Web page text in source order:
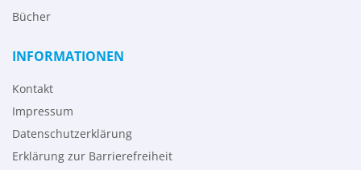
Bücher
INFORMATIONEN
Kontakt
Impressum
Datenschutzerklärung
Erklärung zur Barrierefreiheit